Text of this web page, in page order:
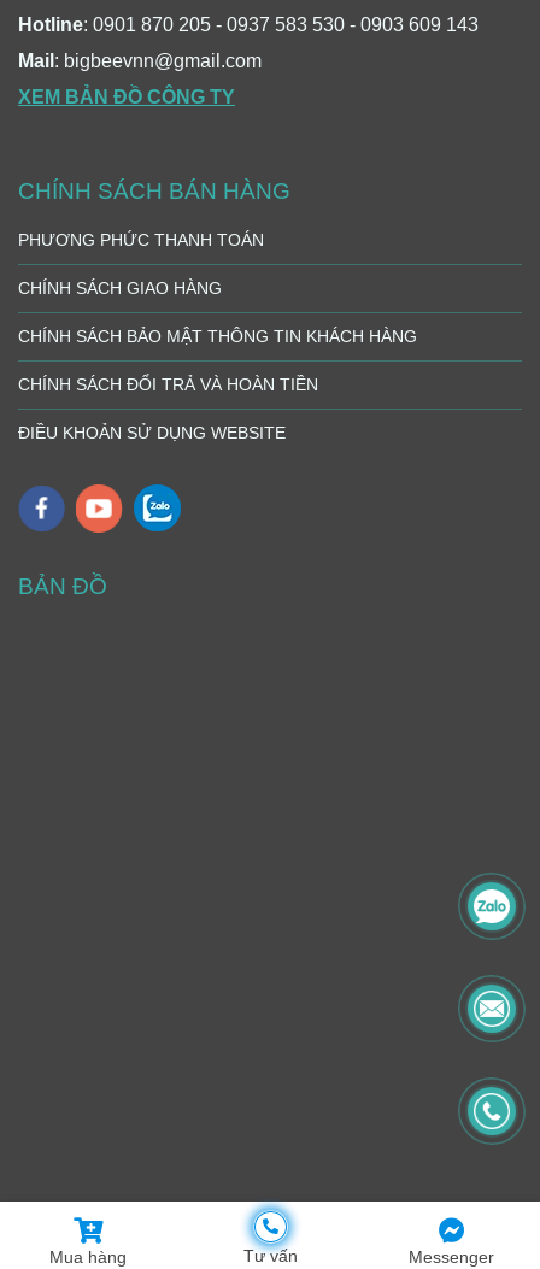
Hotline: 0901 870 205 - 0937 583 530 - 0903 609 143
Mail : bigbeevnn@gmail.com
XEM BẢN ĐỒ CÔNG TY
CHÍNH SÁCH BÁN HÀNG
PHƯƠNG PHỨC THANH TOÁN
CHÍNH SÁCH GIAO HÀNG
CHÍNH SÁCH BẢO MẬT THÔNG TIN KHÁCH HÀNG
CHÍNH SÁCH ĐỔI TRẢ VÀ HOÀN TIỀN
ĐIỀU KHOẢN SỬ DỤNG WEBSITE
BẢN ĐỒ
© Copyright 2025 By Băng keo Thu Hồng
Mua hàng Tư vấn Messenger